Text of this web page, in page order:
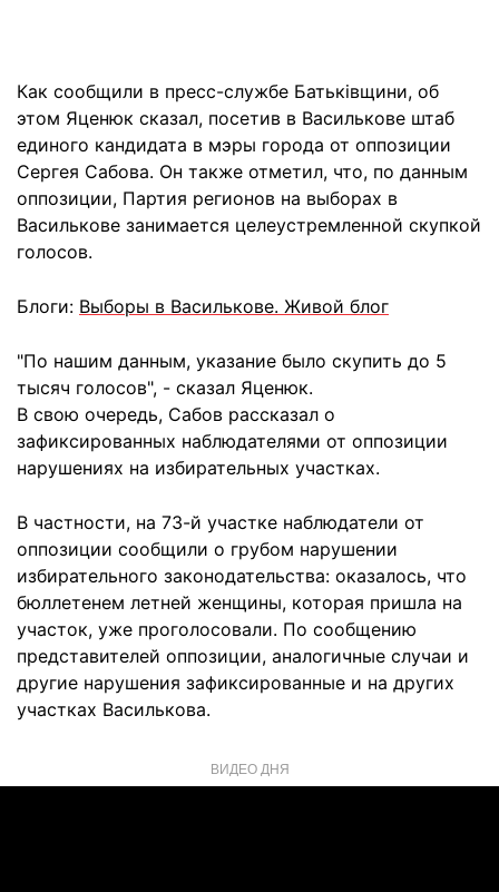
Как сообщили в пресс-службе Батьківщини, об
этом Яценюк сказал, посетив в Василькове штаб
единого кандидата в мэры города от оппозиции
Сергея Сабова. Он также отметил, что, по данным
оппозиции, Партия регионов на выборах в
Василькове занимается целеустремленной скупкой
голосов.
Блоги: Выборы в Василькове. Живой блог
"По нашим данным, указание было скупить до 5
тысяч голосов", - сказал Яценюк.
В свою очередь, Сабов рассказал о
зафиксированных наблюдателями от оппозиции
нарушениях на избирательных участках.
В частности, на 73-й участке наблюдатели от
оппозиции сообщили о грубом нарушении
избирательного законодательства: оказалось, что
бюллетенем летней женщины, которая пришла на
участок, уже проголосовали. По сообщению
представителей оппозиции, аналогичные случаи и
другие нарушения зафиксированные и на других
участках Василькова.
ВИДЕО ДНЯ